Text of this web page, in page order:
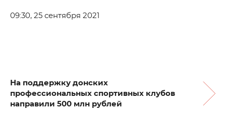
09:30, 25 сентября 2021
На поддержку донских
профессиональных спортивных клубов
направили 500 млн рублей